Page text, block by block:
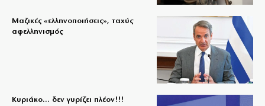
Μαζικές «ελληνοποιήσεις», ταχύς
αφελληνισμός
Κυριάκο… δεν γυρίζει πλέον!!!